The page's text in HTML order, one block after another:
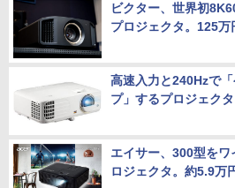
ビクター、世界初
プロジェクタ。125万
高速入力と240Hzで
プ」するプロジェクタ
エイサー、300型を
ロジェクタ。約5.9万